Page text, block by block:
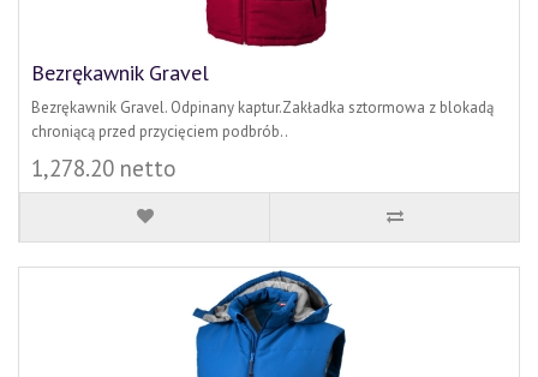
Bezrękawnik Gravel
Bezrękawnik Gravel. Odpinany kaptur.Zakładka sztormowa z blokadą
chroniącą przed przycięciem podbrób..
1,278.20 netto